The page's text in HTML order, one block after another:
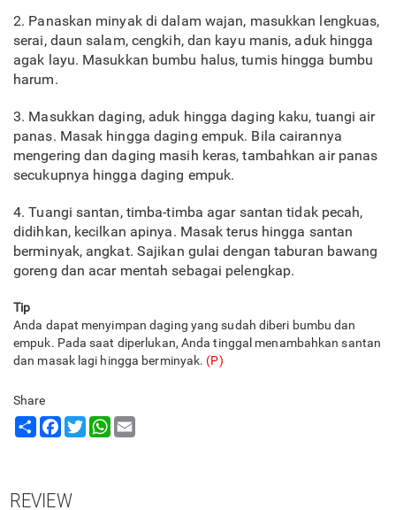
2. Panaskan minyak di dalam wajan, masukkan lengkuas,
serai, daun salam, cengkih, dan kayu manis, aduk hingga
agak layu. Masukkan bumbu halus, tumis hingga bumbu
harum.
3. Masukkan daging, aduk hingga daging kaku, tuangi air
panas. Masak hingga daging empuk. Bila cairannya
mengering dan daging masih keras, tambahkan air panas
secukupnya hingga daging empuk.
4. Tuangi santan, timba-timba agar santan tidak pecah,
didihkan, kecilkan apinya. Masak terus hingga santan
berminyak, angkat. Sajikan gulai dengan taburan bawang
goreng dan acar mentah sebagai pelengkap.
Tip
Anda dapat menyimpan daging yang sudah diberi bumbu dan
empuk. Pada saat diperlukan, Anda tinggal menambahkan santan
dan masak lagi hingga berminyak. (P)
Share
ShareFacebook
TwitterWhatsApp
REVIEW